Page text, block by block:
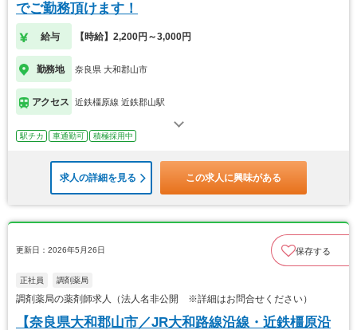
でご勤務頂けます！
給与 【時給】2,200円～3,000円
勤務地 奈良県 大和郡山市
アクセス 近鉄橿原線 近鉄郡山駅
駅チカ 車通勤可 積極採用中
求人の詳細を見る この求人に興味がある
更新日：2026年5月26日 保存する
正社員 調剤薬局
調剤薬局の薬剤師求人（法人名非公開 ※詳細はお問合せください）
【奈良県大和郡山市／JR大和路線沿線・近鉄橿原沿